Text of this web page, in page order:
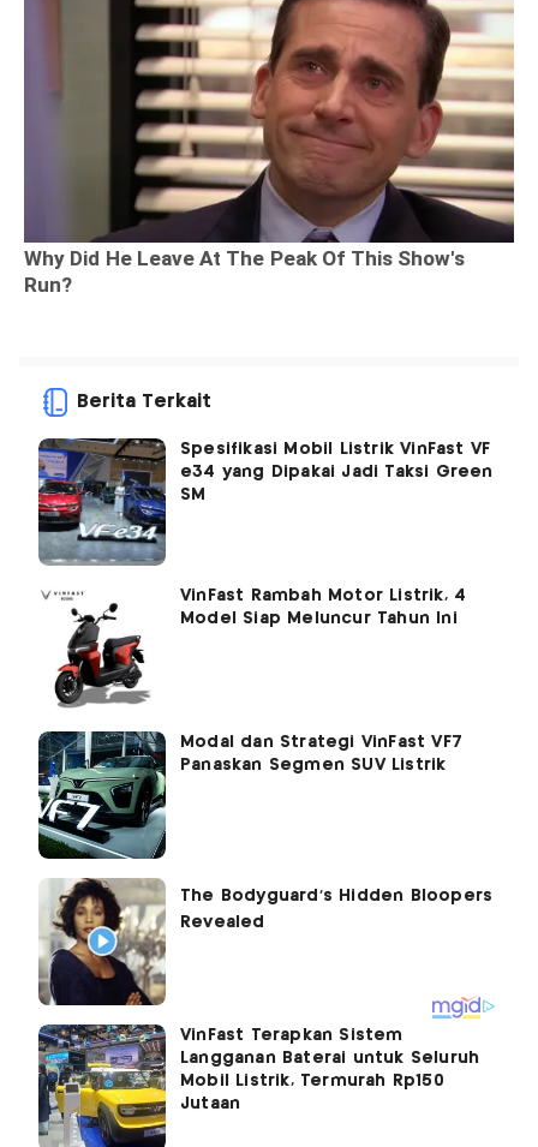
Berita Terkait
Spesifikasi Mobil Listrik VinFast VF
e34 yang Dipakai Jadi Taksi Green
SM
VinFast Rambah Motor Listrik, 4
Model Siap Meluncur Tahun Ini
Modal dan Strategi VinFast VF7
Panaskan Segmen SUV Listrik
VinFast Terapkan Sistem
Langganan Baterai untuk Seluruh
Mobil Listrik, Termurah Rp150
Jutaan